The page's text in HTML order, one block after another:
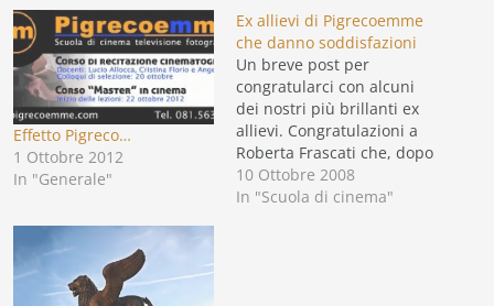
Effetto Pigreco…
1 Ottobre 2012
In "Generale"
Ex allievi di Pigrecoemme
che danno soddisfazioni
Un breve post per
congratularci con alcuni
dei nostri più brillanti ex
allievi. Congratulazioni a
Roberta Frascati che, dopo
aver seguito il corso di
recitazione condotto da
10 Ottobre 2008
In "Scuola di cinema"